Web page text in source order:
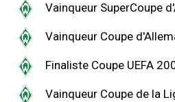
Vainqueur SuperCoupe
Vainqueur Coupe
Finaliste Coupe UEFA
Vainqueur Coupe de la